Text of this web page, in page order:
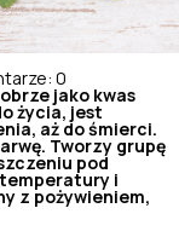
0
jako kwas
życia, jest
aż do śmierci.
Tworzy grupę
pod
temperatury i
z pożywieniem,